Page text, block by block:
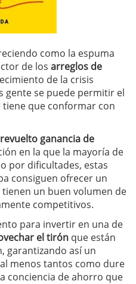
como la espuma
de los arreglos de
de la crisis
gente se puede permitir el
que conformar con
ganancia de
en la que la mayoría de
por dificultades, estas
consiguen ofrecer un
un buen volumen de
competitivos.
para invertir en una de
el tirón que están
garantizando así un
menos tantos como dure
conciencia de ahorro que